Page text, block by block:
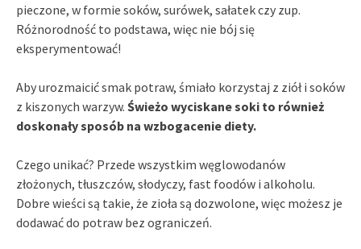
pieczone, w formie soków, surówek, sałatek czy zup.
Różnorodność to podstawa, więc nie bój się
eksperymentować!
Aby urozmaicić smak potraw, śmiało korzystaj z ziół i soków
z kiszonych warzyw. Świeżo wyciskane soki to również
doskonały sposób na wzbogacenie diety.
Czego unikać? Przede wszystkim węglowodanów
złożonych, tłuszczów, słodyczy, fast foodów i alkoholu.
Dobre wieści są takie, że zioła są dozwolone, więc możesz je
dodawać do potraw bez ograniczeń.